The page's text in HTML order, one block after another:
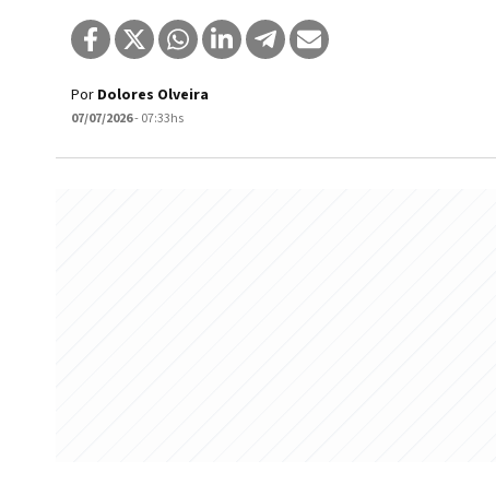
Por Dolores Olveira
07/07/2026- 07:33hs